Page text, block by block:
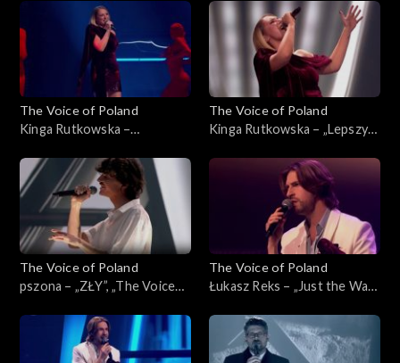
22 listopada 2025
22 listopada 2025
The Voice of Poland
Kinga Rutkowska –
Poland”, Live 3, 22 listopada
2025
The Voice of Poland
Kinga Rutkowska – „Lepszy
Live 3, 22 listopada 2025
The Voice of Poland
pszona – „ZŁY”, „The Voice
listopada 2025
The Voice of Poland
Łukasz Reks – „Just the Way
Poland”, Live 3, 22 listopada
2025